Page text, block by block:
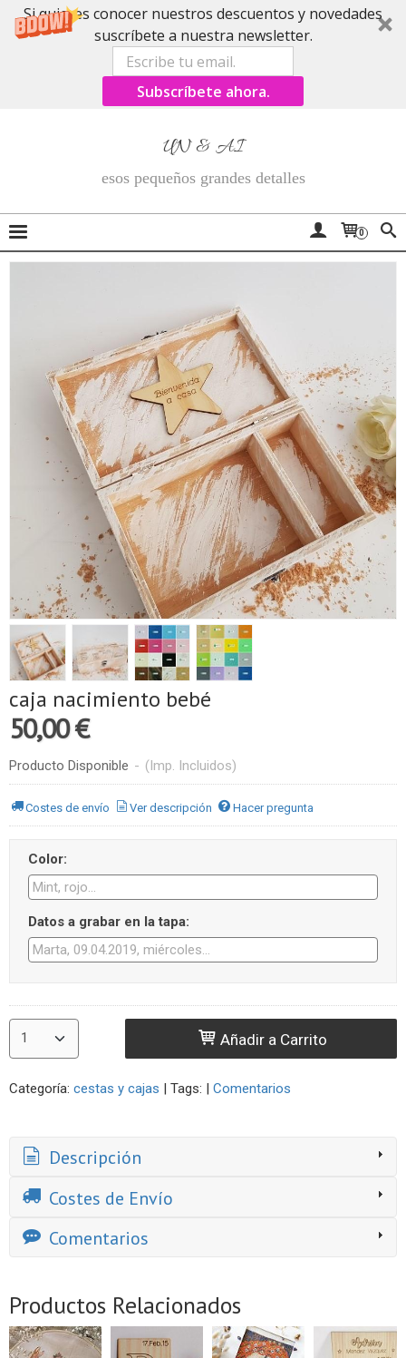
Si quieres conocer nuestros descuentos y novedades
suscríbete a nuestra newsletter.
Subscríbete ahora.
UN & AI
esos pequeños grandes detalles
0
caja nacimiento bebé
50,00 €
Producto Disponible - (Imp. Incluidos)
Costes de envío Ver descripción Hacer pregunta
Color:
Datos a grabar en la tapa:
Añadir a Carrito
Categoría: cestas y cajas | Tags: | Comentarios
Descripción
Costes de Envío
Comentarios
Productos Relacionados